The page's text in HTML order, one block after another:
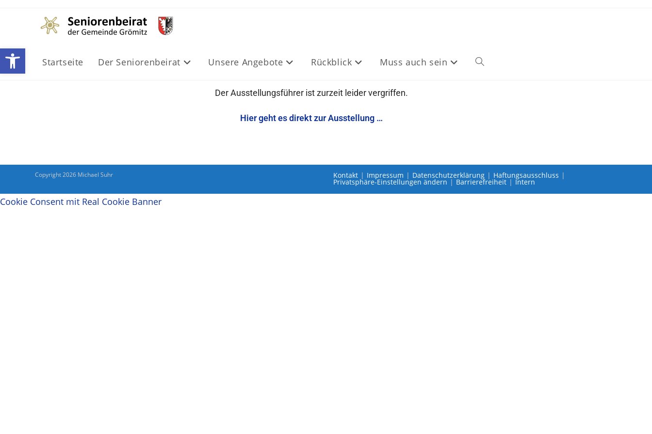
Werkzeugleiste öffnen
Startseite Der Seniorenbeirat Unsere Angebote Rückblick Muss auch sein
Der Ausstellungsführer ist zurzeit leider vergriffen.
Hier geht es direkt zur Ausstellung …
Kontakt Impressum Datenschutzerklärung Haftungsausschluss
Privatsphäre-Einstellungen ändern Barrierefreiheit Intern
Copyright 2026 Michael Suhr
Cookie Consent mit Real Cookie Banner